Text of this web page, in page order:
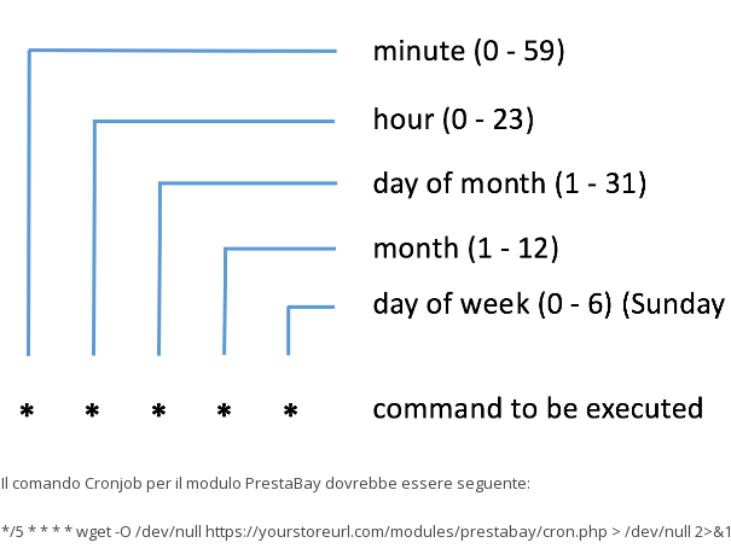
Il comando Cronjob per il modulo PrestaBay dovrebbe essere seguente:
*/5 * * * * wget -O /dev/null https://yourstoreurl.com/modules/prestabay/cron.php > /dev/null 2>&1